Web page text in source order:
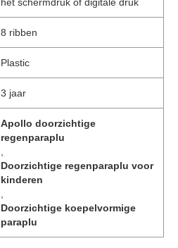
8 ribben
Plastic
3 jaar
Apollo doorzichtige
regenparaplu
Doorzichtige regenparaplu voor
kinderen
Doorzichtige koepelvormige
paraplu